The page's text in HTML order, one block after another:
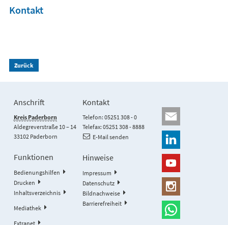
Kontakt
Zurück
Anschrift
Kreis Paderborn
Aldegreverstraße 10 – 14
33102 Paderborn
Kontakt
Telefon: 05251 308 - 0
Telefax: 05251 308 - 8888
E-Mail senden
Funktionen
Bedienungshilfen
Drucken
Inhaltsverzeichnis
Mediathek
Extranet
Hinweise
Impressum
Datenschutz
Bildnachweise
Barrierefreiheit